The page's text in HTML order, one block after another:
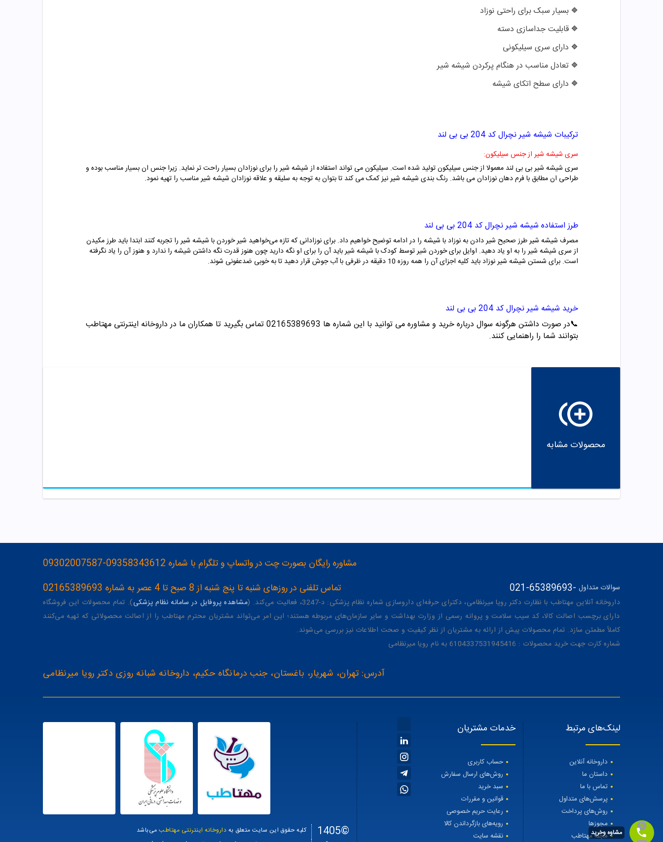
🔷 بسیار سبک برای راحتی نوزاد
🔷 قابلیت جداسازی دسته
🔷 دارای سری سیلیکونی
🔷 تعادل مناسب در هنگام پرکردن شیشه شیر
🔷 دارای سطح اتکای شیشه
ترکیبات شیشه شیر نچرال کد 204بی بی لند
سری شیشه شیر از جنس سیلیکون:
سری شیشه شیر بی بی لند معمولا از جنس سیلیکون تولید شده است. سیلیکون می تواند استفاده از شیشه شیر را برای نوزادان بسیار راحت تر نماید. زیرا جنس ان بسیار مناسب بوده و
طراحی ان مطابق با فرم دهان نوزادان می باشد. رنگ بندی شیشه شیر نیز کمک می کند تا بتوان به توجه به سلیقه و علاقه نوزادان شیشه شیر مناسب را تهیه نمود.
طرز استفاده شیشه شیر نچرال کد 204بی بی لند
مصرف شیشه شیر طرز صحیح شیر دادن به نوزاد با شیشه را در ادامه توضیح خواهیم داد. برای نوزادانی که تازه می‌خواهید شیر خوردن با شیشه شیر را تجربه کنند ابتدا باید طرز مکیدن
از سری شیشه شیر را به او یاد دهید. اوایل برای خوردن شیر توسط کودک با شیشه شیر باید آن را برای او نگه دارید چون هنوز قدرت نگه داشتن شیشه را ندارد و هنوز آن را یاد نگرفته
است. برای شستن شیشه شیر نوزاد باید کلیه اجزای آن را همه روزه 10 دقیقه در ظرفی با آب جوش قرار دهید تا به خوبی ضدعفونی شوند.
خرید شیشه شیر نچرال کد 204بی بی لند
📞در صورت داشتن هرگونه سوال درباره خرید و مشاوره می توانید با این شماره ها 02165389693
تماس بگیرید تا همکاران ما در داروخانه اینترنتی مهتاطب
بتوانند شما را راهنمایی کنند.
محصولات مشابه
مشاوره رایگان بصورت چت در واتساپ و تلگرام با شماره 09358343612-09302007587
تماس تلفنی در روزهای شنبه تا پنج شنبه از 8 صبح تا 4 عصر به شماره 02165389693
021-65389693 سوالات متداول -
داروخانه آنلاین مهتاطب با نظارت دکتر رویا میرنظامی، دکترای حرفه‌ای داروسازی شماره نظام پزشکی: د-3247، فعالیت می‌کند. ( مشاهده پروفایل در سامانه نظام پزشکی). تمام محصولات این فروشگاه
دارای برچسب اصالت کالا، کد سیب سلامت و پروانه رسمی از وزارت بهداشت و سایر سازمان‌های مربوطه هستند؛ این امر می‌تواند مشتریان محترم مهتاطب را از اصالت محصولاتی که تهیه می‌کنند
کاملاً مطمئن سازد. تمام محصولات پیش از ارائه به مشتریان از نظر کیفیت و صحت اطلاعات نیز بررسی می‌شوند.
شماره کارت جهت خرید محصولات : 6104337531945416 به نام رویا میرنظامی
آدرس: تهران، شهریار، باغستان، جنب درمانگاه حکیم، داروخانه شبانه روزی دکتر رویا میرنظامی
لینک‌های مرتبط
داروخانه آنلاین
داستان ما
تماس با ما
پرسش‌های متداول
روش‌های پرداخت
مجوزها
مجله مهتاطب
خدمات مشتریان
حساب کاربری
روش‌های ارسال سفارش
سبد خرید
قوانین و مقررات
رعایت حریم خصوصی
رویه‌های بازگرداندن کالا
نقشه سایت
©1405 کلیه حقوق این سایت متعلق به داروخانه اینترنتی مهتاطب می‌باشد مشاوه وخرید